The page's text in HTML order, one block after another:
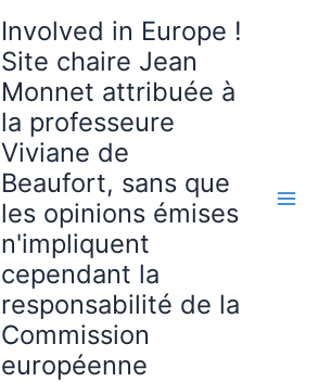
Involved in Europe !
Site chaire Jean
Monnet attribuée à
la professeure
Viviane de
Beaufort, sans que
les opinions émises
n'impliquent
cependant la
responsabilité de la
Commission
européenne